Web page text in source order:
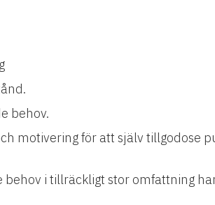
behov.
motivering för att själv tillgodose
i tillräckligt stor omfattning